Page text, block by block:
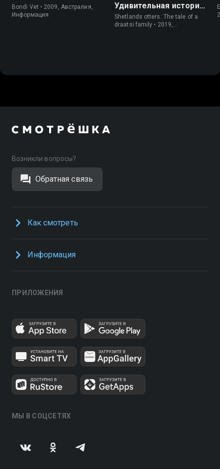
Bondi Vet • 2009, Австралия,
Информация
Удивительная история
одной семьи
Shetlands otters: The tale of a
draatsi family • 2019,
Возникли вопросы?
Обратная связь
Как смотреть
Информация
ПРИЛОЖЕНИЯ
МЫ В СОЦСЕТЯХ